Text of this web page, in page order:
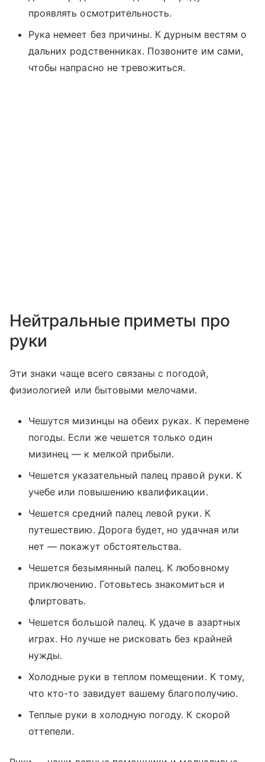
проявлять осмотрительность.
Рука немеет без причины. К дурным вестям о
дальних родственниках. Позвоните им сами,
чтобы напрасно не тревожиться.
Нейтральные приметы про
руки
Эти знаки чаще всего связаны с погодой,
физиологией или бытовыми мелочами.
Чешутся мизинцы на обеих руках. К перемене
погоды. Если же чешется только один
мизинец — к мелкой прибыли.
Чешется указательный палец правой руки. К
учебе или повышению квалификации.
Чешется средний палец левой руки. К
путешествию. Дорога будет, но удачная или
нет — покажут обстоятельства.
Чешется безымянный палец. К любовному
приключению. Готовьтесь знакомиться и
флиртовать.
Чешется большой палец. К удаче в азартных
играх. Но лучше не рисковать без крайней
нужды.
Холодные руки в теплом помещении. К тому,
что кто-то завидует вашему благополучию.
Теплые руки в холодную погоду. К скорой
оттепели.